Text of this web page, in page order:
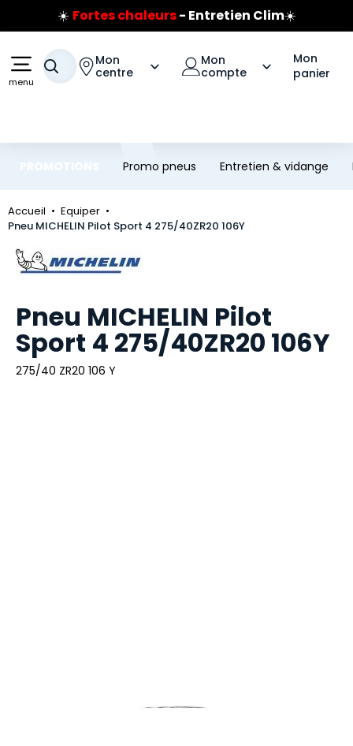
Aller au contenu principal
Aller à la navigation
☀️ Fortes chaleurs- Entretien Clim☀️
Prix coûtant pneus Bridgestone
🔥
Jusqu'à 120€ remboursés
sur les pneus Bridgestone
menu
Votre recherche
Mon
centre
Mon
compte
Mon
panier
Promo pneus Entretien & vidange
Accueil
Equiper
Pneu MICHELIN Pilot Sport 4 275/40ZR20 106Y
Marque
Pneu MICHELIN Pilot
Sport 4 275/40ZR20 106Y
275/40 ZR20 106 Y